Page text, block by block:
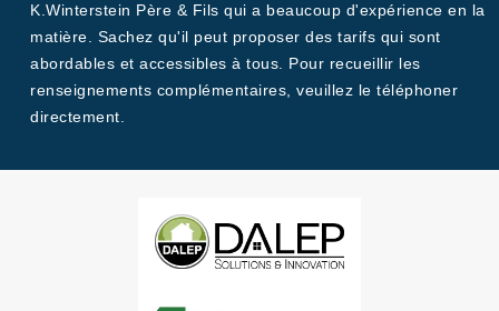
K.Winterstein Père & Fils qui a beaucoup d'expérience en la
matière. Sachez qu'il peut proposer des tarifs qui sont
abordables et accessibles à tous. Pour recueillir les
renseignements complémentaires, veuillez le téléphoner
directement.